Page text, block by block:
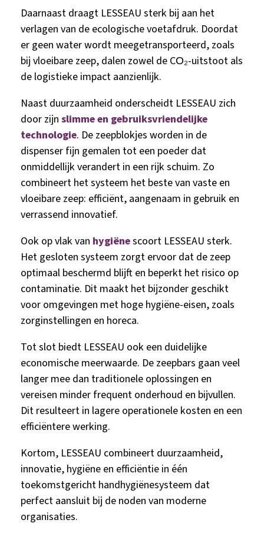
Daarnaast draagt LESSEAU sterk bij aan het
verlagen van de ecologische voetafdruk. Doordat
er geen water wordt meegetransporteerd, zoals
bij vloeibare zeep, dalen zowel de CO₂-uitstoot als
de logistieke impact aanzienlijk.
Naast duurzaamheid onderscheidt LESSEAU zich
door zijn slimme en gebruiksvriendelijke
technologie. De zeepblokjes worden in de
dispenser fijn gemalen tot een poeder dat
onmiddellijk verandert in een rijk schuim. Zo
combineert het systeem het beste van vaste en
vloeibare zeep: efficiënt, aangenaam in gebruik en
verrassend innovatief.
Ook op vlak van hygiënescoort LESSEAU sterk.
Het gesloten systeem zorgt ervoor dat de zeep
optimaal beschermd blijft en beperkt het risico op
contaminatie. Dit maakt het bijzonder geschikt
voor omgevingen met hoge hygiëne-eisen, zoals
zorginstellingen en horeca.
Tot slot biedt LESSEAU ook een duidelijke
economische meerwaarde. De zeepbars gaan veel
langer mee dan traditionele oplossingen en
vereisen minder frequent onderhoud en bijvullen.
Dit resulteert in lagere operationele kosten en een
efficiëntere werking.
Kortom, LESSEAU combineert duurzaamheid,
innovatie, hygiëne en efficiëntie in één
toekomstgericht handhygiënesysteem dat
perfect aansluit bij de noden van moderne
organisaties.